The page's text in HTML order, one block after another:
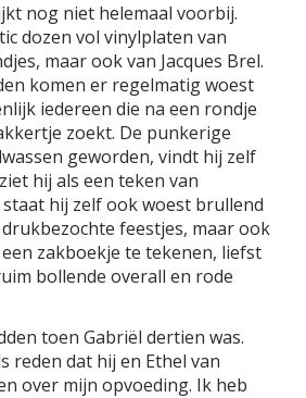
nog niet helemaal voorbij.
dozen vol vinylplaten van
maar ook van Jacques Brel.
komen er regelmatig woest
iedereen die na een rondje
zoekt. De punkerige
geworden, vindt hij zelf
hij als een teken van
staat hij zelf ook woest brullend
feestjes, maar ook
zakboekje te tekenen, liefst
bollende overall en rode
toen Gabriël dertien was.
reden dat hij en Ethel van
over mijn opvoeding. Ik heb